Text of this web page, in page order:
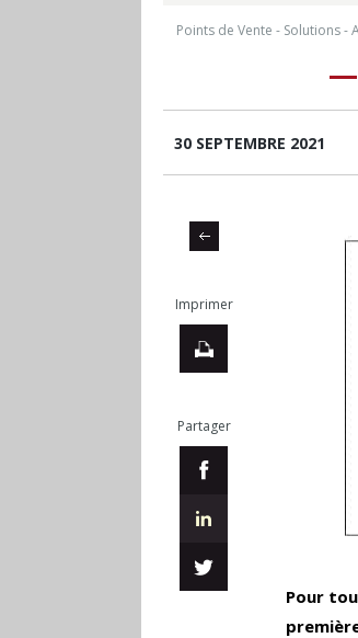
Points de Vente - Solutions-
30 SEPTEMBRE 2021
Imprimer
Partager
Pour